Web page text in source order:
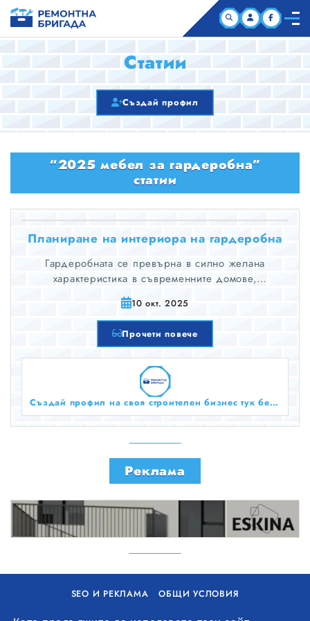
НАЧАЛО
КОМПАНИИ
ЗА НАС
Статии
Създай профил
“2025 мебел за гардеробна”
статии
Планиране на интериора на гардеробна
Гардеробната се превърна в силно желана
характеристика в съвременните домове,
предлагайки не само място за съхранение, но и
нотка лукс и организация в ежедневието ни.
10 окт. 2025
Прочети повече
Създай профил на своя строителен бизнес тук безплатно!
Реклама
SEO И РЕКЛАМА
ОБЩИ УСЛОВИЯ